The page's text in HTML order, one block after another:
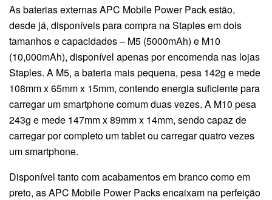
As baterias externas APC Mobile Power Pack estão,
desde já, disponíveis para compra na Staples em dois
tamanhos e capacidades – M5 (5000mAh) e M10
(10,000mAh), disponível apenas por encomenda nas lojas
Staples. A M5, a bateria mais pequena, pesa 142g e mede
108mm x 65mm x 15mm, contendo energia suficiente para
carregar um smartphone comum duas vezes. A M10 pesa
243g e mede 147mm x 89mm x 14mm, sendo capaz de
carregar por completo um tablet ou carregar quatro vezes
um smartphone.
Disponível tanto com acabamentos em branco como em
preto, as APC Mobile Power Packs encaixam na perfeição